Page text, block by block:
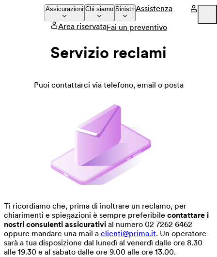
Assicurazioni Chi siamo Sinistri Assistenza
Area riservataFai un preventivo
Servizio reclami
Puoi contattarci via telefono, email o posta
Ti ricordiamo che, prima di inoltrare un reclamo, per
chiarimenti e spiegazioni è sempre preferibile contattare i
nostri consulenti assicurativi al numero 02 7262 6462
oppure mandare una mail a clienti@prima.it. Un operatore
sarà a tua disposizione dal lunedì al venerdì dalle ore 8.30
alle 19.30 e al sabato dalle ore 9.00 alle ore 13.00.